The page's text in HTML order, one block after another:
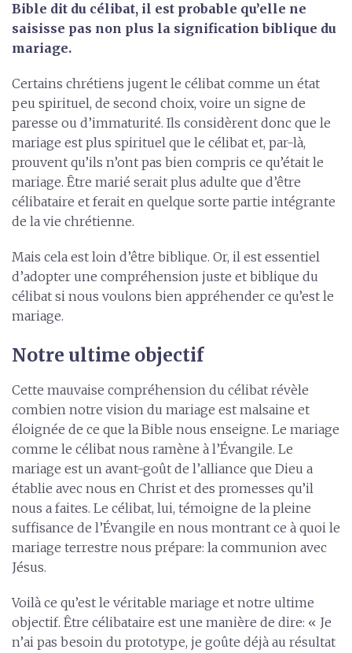
Bible dit du célibat, il est probable qu’elle ne
saisisse pas non plus la signification biblique du
mariage.
Certains chrétiens jugent le célibat comme un état
peu spirituel, de second choix, voire un signe de
paresse ou d’immaturité. Ils considèrent donc que le
mariage est plus spirituel que le célibat et, par-là,
prouvent qu’ils n’ont pas bien compris ce qu’était le
mariage. Être marié serait plus adulte que d’être
célibataire et ferait en quelque sorte partie intégrante
de la vie chrétienne.
Mais cela est loin d’être biblique. Or, il est essentiel
d’adopter une compréhension juste et biblique du
célibat si nous voulons bien appréhender ce qu’est le
mariage.
Notre ultime objectif
Cette mauvaise compréhension du célibat révèle
combien notre vision du mariage est malsaine et
éloignée de ce que la Bible nous enseigne. Le mariage
comme le célibat nous ramène à l’Évangile. Le
mariage est un avant-goût de l’alliance que Dieu a
établie avec nous en Christ et des promesses qu’il
nous a faites. Le célibat, lui, témoigne de la pleine
suffisance de l’Évangile en nous montrant ce à quoi le
mariage terrestre nous prépare: la communion avec
Jésus.
Voilà ce qu’est le véritable mariage et notre ultime
objectif. Être célibataire est une manière de dire: « Je
n’ai pas besoin du prototype, je goûte déjà au résultat